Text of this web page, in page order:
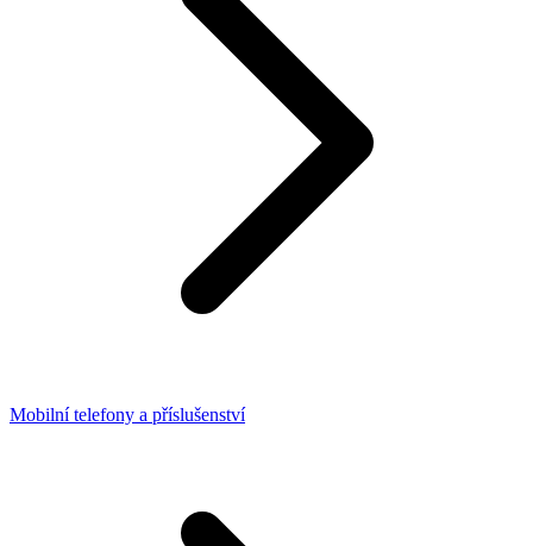
Mobilní telefony a příslušenství